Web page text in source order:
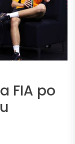
FIA po